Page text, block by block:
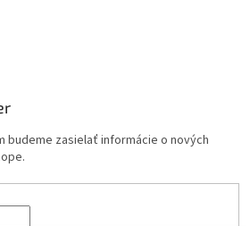
budeme zasielať informácie o nových